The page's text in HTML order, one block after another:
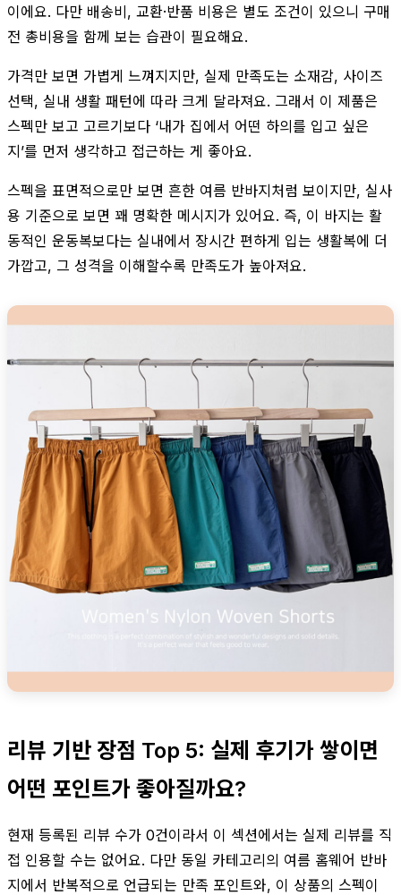
이에요. 다만 배송비, 교환·반품 비용은 별도 조건이 있으니 구매
전 총비용을 함께 보는 습관이 필요해요.
가격만 보면 가볍게 느껴지지만, 실제 만족도는 소재감, 사이즈
선택, 실내 생활 패턴에 따라 크게 달라져요. 그래서 이 제품은
스펙만 보고 고르기보다 ‘내가 집에서 어떤 하의를 입고 싶은
지’를 먼저 생각하고 접근하는 게 좋아요.
스펙을 표면적으로만 보면 흔한 여름 반바지처럼 보이지만, 실사
용 기준으로 보면 꽤 명확한 메시지가 있어요. 즉, 이 바지는 활
동적인 운동복보다는 실내에서 장시간 편하게 입는 생활복에 더
가깝고, 그 성격을 이해할수록 만족도가 높아져요.
리뷰 기반 장점 Top 5: 실제 후기가 쌓이면
어떤 포인트가 좋아질까요?
현재 등록된 리뷰 수가 0건이라서 이 섹션에서는 실제 리뷰를 직
접 인용할 수는 없어요. 다만 동일 카테고리의 여름 홈웨어 반바
지에서 반복적으로 언급되는 만족 포인트와, 이 상품의 스펙이